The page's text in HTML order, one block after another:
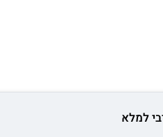
למלא